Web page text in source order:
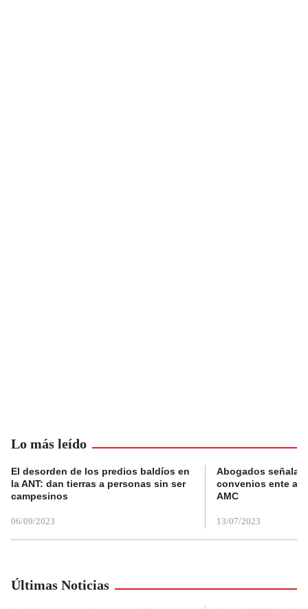
Lo más leído
El desorden de los predios baldíos en
la ANT: dan tierras a personas sin ser
campesinos
06/09/2023
Abogados
convenios ente
AMC
13/07/2023
Últimas Noticias